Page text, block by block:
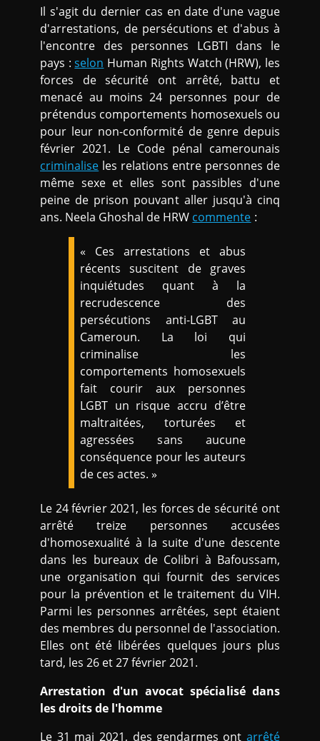
Il s'agit du dernier cas en date d'une vague
d'arrestations, de persécutions et d'abus à
l'encontre des personnes LGBTI dans le
pays :selon Human Rights Watch (HRW), les
forces de sécurité ont arrêté, battu et
menacé au moins 24 personnes pour de
prétendus comportements homosexuels ou
pour leur non-conformité de genre depuis
février 2021. Le Code pénal camerounais
criminalise les relations entre personnes de
même sexe et elles sont passibles d'une
peine de prison pouvant aller jusqu'à cinq
ans. Neela Ghoshal de HRW commente :
« Ces arrestations et abus
récents suscitent de graves
inquiétudes quant à la
recrudescence des
persécutions anti-LGBT au
Cameroun. La loi qui
criminalise les
comportements homosexuels
fait courir aux personnes
LGBT un risque accru d’être
maltraitées, torturées et
agressées sans aucune
conséquence pour les auteurs
de ces actes. »
Le 24 février 2021, les forces de sécurité ont
arrêté treize personnes accusées
d'homosexualité à la suite d'une descente
dans les bureaux de Colibri à Bafoussam,
une organisation qui fournit des services
pour la prévention et le traitement du VIH.
Parmi les personnes arrêtées, sept étaient
des membres du personnel de l'association.
Elles ont été libérées quelques jours plus
tard, les 26 et 27 février 2021.
Arrestation d'un avocat spécialisé dans
les droits de l'homme
Le 31 mai 2021, des gendarmes ont arrêté